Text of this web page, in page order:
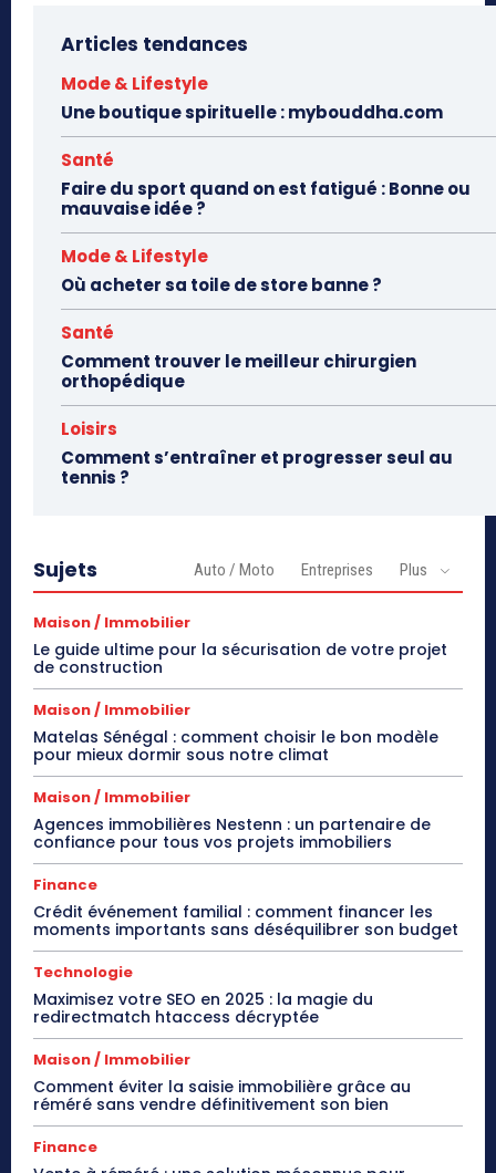
Articles tendances
Mode & Lifestyle
Une boutique spirituelle : mybouddha.com
Santé
Faire du sport quand on est fatigué : Bonne ou
mauvaise idée ?
Mode & Lifestyle
Où acheter sa toile de store banne ?
Santé
Comment trouver le meilleur chirurgien
orthopédique
Loisirs
Comment s’entraîner et progresser seul au
tennis ?
Sujets Auto / Moto Entreprises Plus
Maison / Immobilier
Le guide ultime pour la sécurisation de votre projet
de construction
Maison / Immobilier
Matelas Sénégal : comment choisir le bon modèle
pour mieux dormir sous notre climat
Maison / Immobilier
Agences immobilières Nestenn : un partenaire de
confiance pour tous vos projets immobiliers
Finance
Crédit événement familial : comment financer les
moments importants sans déséquilibrer son budget
Technologie
Maximisez votre SEO en 2025 : la magie du
redirectmatch htaccess décryptée
Maison / Immobilier
Comment éviter la saisie immobilière grâce au
réméré sans vendre définitivement son bien
Finance